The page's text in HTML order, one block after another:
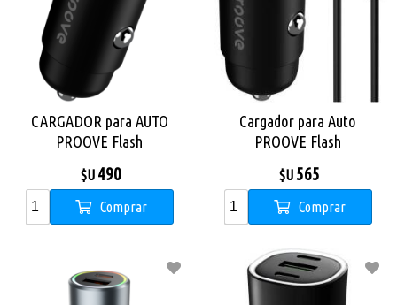
CARGADOR para AUTO
PROOVE Flash
$U 490
Comprar
Cargador para Auto
PROOVE Flash
Cable TipoC-TipoC
$U 565
Comprar